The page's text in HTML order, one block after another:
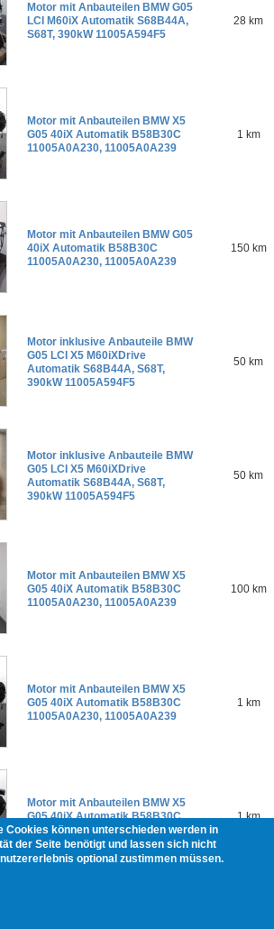
Motor mit Anbauteilen BMW G05
LCI M60iX Automatik S68B44A,
S68T, 390kW 11005A594F5
28 km
Motor mit Anbauteilen BMW X5
G05 40iX Automatik B58B30C
11005A0A230, 11005A0A239
1 km
Motor mit Anbauteilen BMW G05
40iX Automatik B58B30C
11005A0A230, 11005A0A239
150 km
Motor inklusive Anbauteile BMW
G05 LCI X5 M60iXDrive
Automatik S68B44A, S68T,
390kW 11005A594F5
50 km
Motor inklusive Anbauteile BMW
G05 LCI X5 M60iXDrive
Automatik S68B44A, S68T,
390kW 11005A594F5
50 km
Motor mit Anbauteilen BMW X5
G05 40iX Automatik B58B30C
11005A0A230, 11005A0A239
100 km
Motor mit Anbauteilen BMW X5
G05 40iX Automatik B58B30C
11005A0A230, 11005A0A239
1 km
Motor mit Anbauteilen BMW X5
G05 40iX Automatik B58B30C
11005A0A230, 11005A0A239
1 km
Cookies können unterschieden werden in
der Seite benötigt und lassen sich nicht
optional zustimmen müssen.